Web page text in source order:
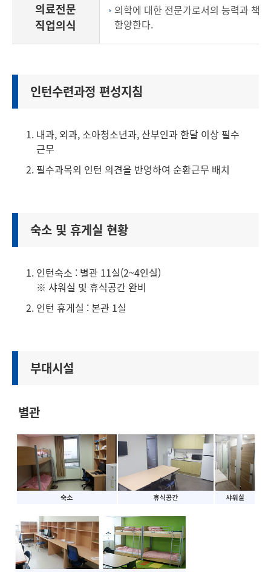
의료전문
직업의식
의학에 대한 전문가로서의 능력과 책
함양한다.
인턴수련과정 편성지침
내과, 외과, 소아청소년과, 산부인과 한달 이상 필수
근무
필수과목외 인턴 의견을 반영하여 순환근무 배치
숙소 및 휴게실 현황
인턴숙소 : 별관 11실(2~4인실)
※ 샤워실 및 휴식공간 완비
인턴 휴게실 : 본관 1실
부대시설
별관